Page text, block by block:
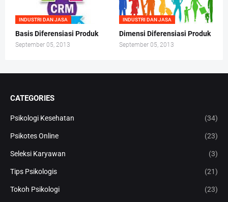
INDUSTRI DAN JASA
Basis Diferensiasi Produk
September 05, 2013
INDUSTRI DAN JASA
Dimensi Diferensiasi Produk
September 05, 2013
CATEGORIES
Psikologi Kesehatan (34)
Psikotes Online (23)
Seleksi Karyawan (3)
Tips Psikologis (21)
Tokoh Psikologi (23)